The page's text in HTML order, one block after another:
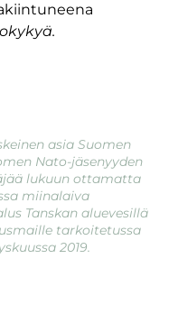
asia Suomen
Nato-jäsenyyden
lukuun ottamatta
miinalaiva
Tanskan aluevesillä
tarkoitetussa
2019.